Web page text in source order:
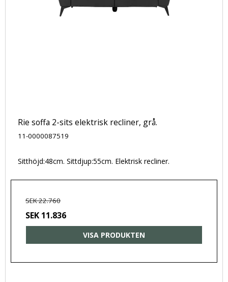
Rie soffa 2-sits elektrisk recliner, grå.
11-0000087519
Sitthöjd:48cm. Sittdjup:55cm. Elektrisk recliner.
SEK 22.760
SEK 11.836
VISA PRODUKTEN